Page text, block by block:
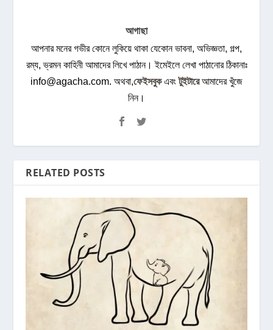
আগাছা
আপনার মনের গভীর কোনে লুকিয়ে থাকা যেকোন ভাবনা, অভিজ্ঞতা, গল্প,
রম্য, ভ্রমন কাহিনী আমাদের লিখে পাঠান। ইমেইলে লেখা পাঠানোর ঠিকানাঃ
info@agacha.com. অথবা,ফেইসবুকএবংটুইটারেআমাদের খুঁজে
নিন।
RELATED POSTS